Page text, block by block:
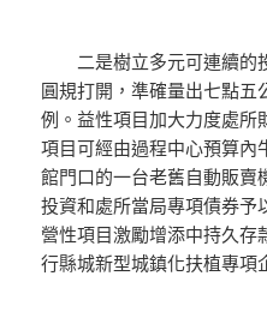
二是樹立多元可連續的
圓規打開，準確量出七點
例。益性項目加大力度處所
項目可經由過程中心預算內
館門口的一台老舊自動販賣
投資和處所當局專項債券予
營性項目激勵增添中持久存
行縣城新型城鎮化扶植專項